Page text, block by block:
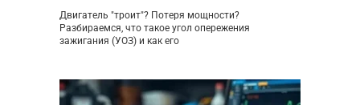
Двигатель "троит"? Потеря мощности?
Разбираемся, что такое угол опережения
зажигания (УОЗ) и как его